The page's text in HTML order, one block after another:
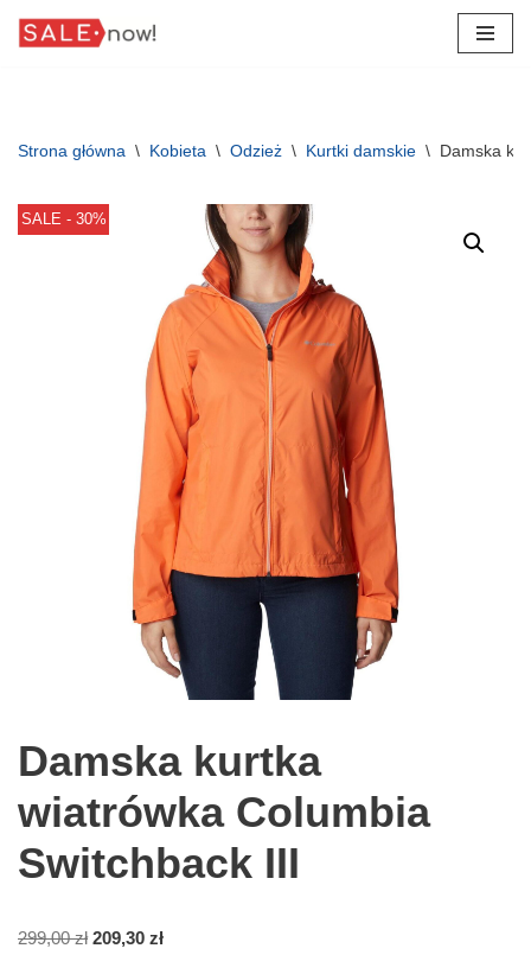
Strona główna \ Kobieta \ Odzież \ Kurtki damskie \ Damska
SALE - 30%
Damska kurtka
wiatrówka Columbia
Switchback III
299,00zł 209,30 zł